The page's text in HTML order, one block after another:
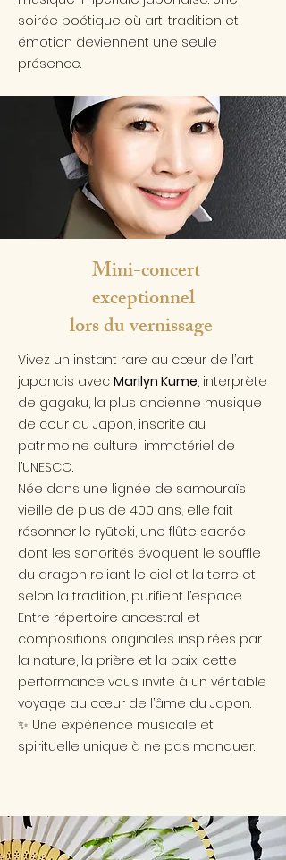
soirée poétique où art, tradition et
émotion deviennent une seule
présence.
Mini-concert
exceptionnel
lors du vernissage
Vivez un instant rare au cœur de l’art
japonais avec Marilyn Kume, interprète
de gagaku, la plus ancienne musique
de cour du Japon, inscrite au
patrimoine culturel immatériel de
l’UNESCO.
Née dans une lignée de samouraïs
vieille de plus de 400 ans, elle fait
résonner le ryūteki, une flûte sacrée
dont les sonorités évoquent le souffle
du dragon reliant le ciel et la terre et,
selon la tradition, purifient l’espace.
Entre répertoire ancestral et
compositions originales inspirées par
la nature, la prière et la paix, cette
performance vous invite à un véritable
voyage au cœur de l’âme du Japon.
✨ Une expérience musicale et
spirituelle unique à ne pas manquer.